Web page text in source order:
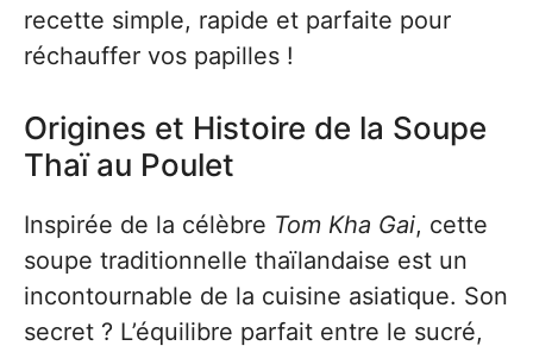
recette simple, rapide et parfaite pour
réchauffer vos papilles !
Origines et Histoire de la Soupe
Thaï au Poulet
Inspirée de la célèbre Tom Kha Gai, cette
soupe traditionnelle thaïlandaise est un
incontournable de la cuisine asiatique. Son
secret ? L’équilibre parfait entre le sucré,